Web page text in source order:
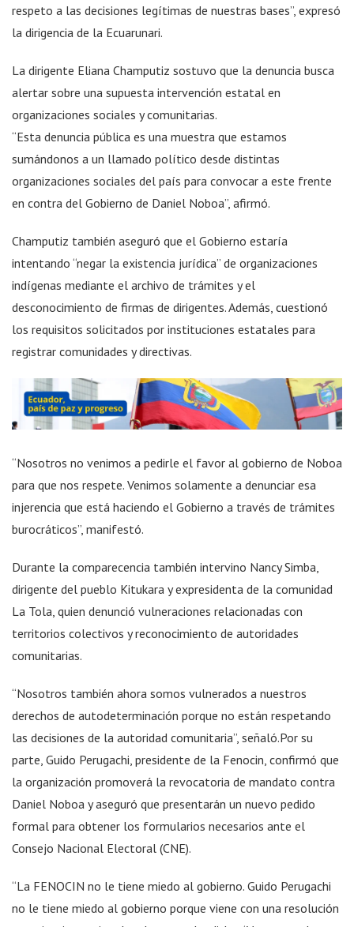
respeto a las decisiones legítimas de nuestras bases”, expresó
la dirigencia de la Ecuarunari.
La dirigente Eliana Champutiz sostuvo que la denuncia busca
alertar sobre una supuesta intervención estatal en
organizaciones sociales y comunitarias.
“Esta denuncia pública es una muestra que estamos
sumándonos a un llamado político desde distintas
organizaciones sociales del país para convocar a este frente
en contra del Gobierno de Daniel Noboa”, afirmó.
Champutiz también aseguró que el Gobierno estaría
intentando “negar la existencia jurídica” de organizaciones
indígenas mediante el archivo de trámites y el
desconocimiento de firmas de dirigentes. Además, cuestionó
los requisitos solicitados por instituciones estatales para
registrar comunidades y directivas.
“Nosotros no venimos a pedirle el favor al gobierno de Noboa
para que nos respete. Venimos solamente a denunciar esa
injerencia que está haciendo el Gobierno a través de trámites
burocráticos”, manifestó.
Durante la comparecencia también intervino Nancy Simba,
dirigente del pueblo Kitukara y expresidenta de la comunidad
La Tola, quien denunció vulneraciones relacionadas con
territorios colectivos y reconocimiento de autoridades
comunitarias.
“Nosotros también ahora somos vulnerados a nuestros
derechos de autodeterminación porque no están respetando
las decisiones de la autoridad comunitaria”, señaló.Por su
parte, Guido Perugachi, presidente de la Fenocin, confirmó que
la organización promoverá la revocatoria de mandato contra
Daniel Noboa y aseguró que presentarán un nuevo pedido
formal para obtener los formularios necesarios ante el
Consejo Nacional Electoral (CNE).
“La FENOCIN no le tiene miedo al gobierno. Guido Perugachi
no le tiene miedo al gobierno porque viene con una resolución